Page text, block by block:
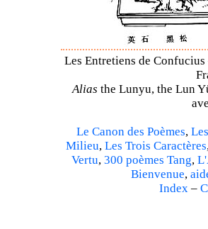
Les Entretiens de
Alias the Lunyu, the Lun
Le Canon des Poèmes,
Milieu, Les Trois Caractères
Vertu, 300 poèmes Tang,
Bienvenue,
Index –